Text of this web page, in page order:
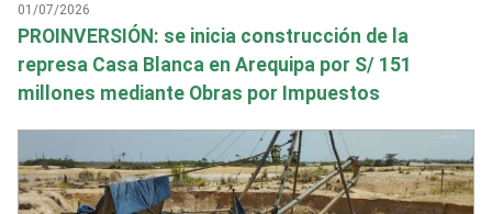
01/07/2026
PROINVERSIÓN: se inicia construcción de la
represa Casa Blanca en Arequipa por S/ 151
millones mediante Obras por Impuestos